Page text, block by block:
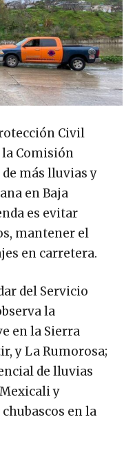
Civil
Comisión
de más lluvias y
en Baja
es evitar
mantener el
en carretera.
del Servicio
la
en la Sierra
y La Rumorosa;
de lluvias
y
en la